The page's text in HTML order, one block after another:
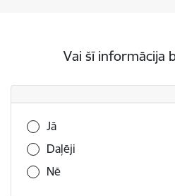
Vai šī informācija
Vai šī informācija bija
Jā
Daļēji
Nē